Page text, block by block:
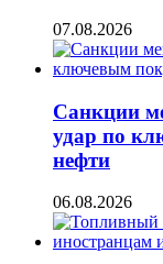
07.08.2026
Санкции
удар по
нефти
06.08.2026